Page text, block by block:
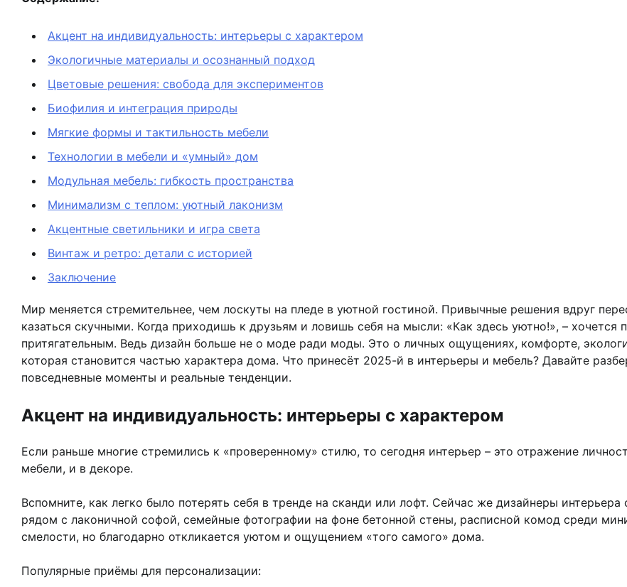
Акцент на индивидуальность: интерьеры с характером
Экологичные материалы и осознанный подход
Цветовые решения: свобода для экспериментов
Биофилия и интеграция природы
Мягкие формы и тактильность мебели
Технологии в мебели и «умный» дом
Модульная мебель: гибкость пространства
Минимализм с теплом: уютный лаконизм
Акцентные светильники и игра света
Винтаж и ретро: детали с историей
Заключение
Мир меняется стремительнее, чем лоскуты на пледе в уютной гостиной. Привычные решения вдруг
казаться скучными. Когда приходишь к друзьям и ловишь себя на мысли: «Как здесь уютно!», – хочется
притягательным. Ведь дизайн больше не о моде ради моды. Это о личных ощущениях, комфорте,
которая становится частью характера дома. Что принесёт 2025-й в интерьеры и мебель? Давайте
повседневные моменты и реальные тенденции.
Акцент на индивидуальность: интерьеры с характером
Если раньше многие стремились к «проверенному» стилю, то сегодня интерьер – это отражение
мебели, и в декоре.
Вспомните, как легко было потерять себя в тренде на сканди или лофт. Сейчас же дизайнеры
рядом с лаконичной софой, семейные фотографии на фоне бетонной стены, расписной комод среди
смелости, но благодарно откликается уютом и ощущением «того самого» дома.
Популярные приёмы для персонализации: